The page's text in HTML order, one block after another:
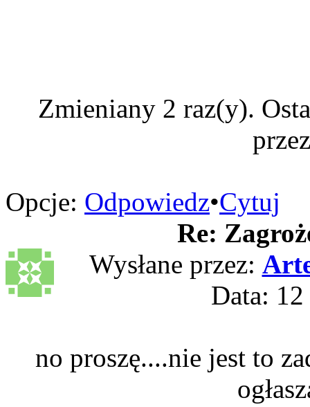
Zmieniany 2 raz(y).
Opcje: Odpowiedz•Cytuj
Re:
Wysłane przez:
Data:
no proszę....nie jest to